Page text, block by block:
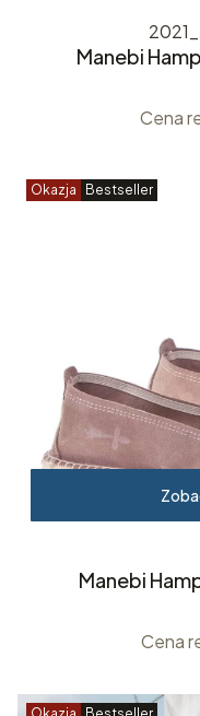
Manebi
Cena
Okazja Bestseller
Manebi
Cena